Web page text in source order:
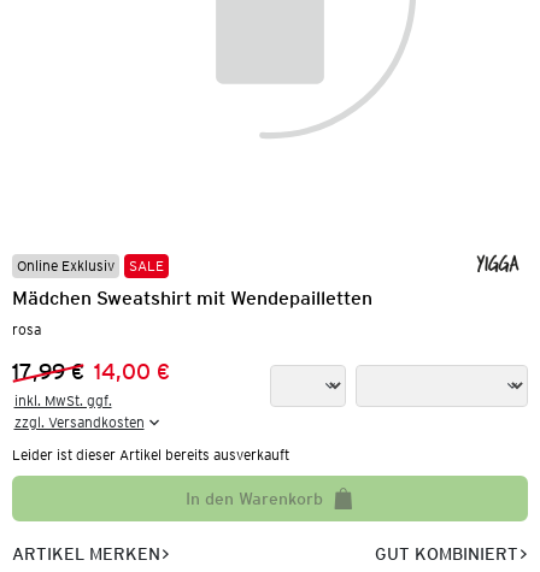
Online Exklusiv SALE
Mädchen Sweatshirt mit Wendepailletten
rosa
Vorheriger Preis:
17,99 €
Neuer Preis:
14,00 €
inkl. MwSt. ggf.
zzgl. Versandkosten
Leider ist dieser Artikel bereits ausverkauft
In den Warenkorb
ARTIKEL MERKEN GUT KOMBINIERT